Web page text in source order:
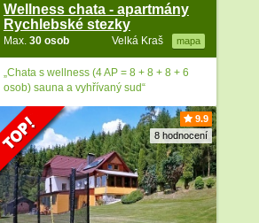
Wellness chata - apartmány
Rychlebské stezky
Velká Kraš mapa
Max. 30 osob
„Chata s wellness (4 AP = 8 + 8 + 8 + 6
osob) sauna a vyhřívaný sud“
9.9
8 hodnocení